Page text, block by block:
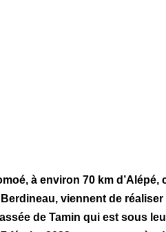
à environ 70 km d’Alépé,
viennent de réaliser
de Tamin qui est sous